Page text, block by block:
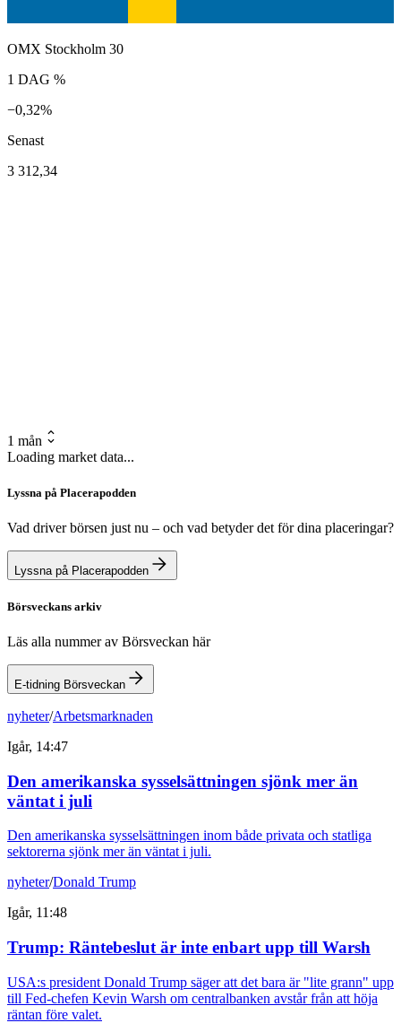
OMX Stockholm 30
1 DAG %
−0,32%
Senast
3 312,34
1 mån
Loading market data...
Lyssna på Placerapodden
Vad driver börsen just nu – och vad betyder det för dina placeringar?
Lyssna på Placerapodden
Börsveckans arkiv
Läs alla nummer av Börsveckan här
E-tidning Börsveckan
nyheter/Arbetsmarknaden
Igår, 14:47
Den amerikanska sysselsättningen sjönk mer än
väntat i juli
Den amerikanska sysselsättningen inom både privata och statliga
sektorerna sjönk mer än väntat i juli.
nyheter/Donald Trump
Igår, 11:48
Trump: Räntebeslut är inte enbart upp till Warsh
USA:s president Donald Trump säger att det bara är "lite grann" upp
till Fed-chefen Kevin Warsh om centralbanken avstår från att höja
räntan före valet.